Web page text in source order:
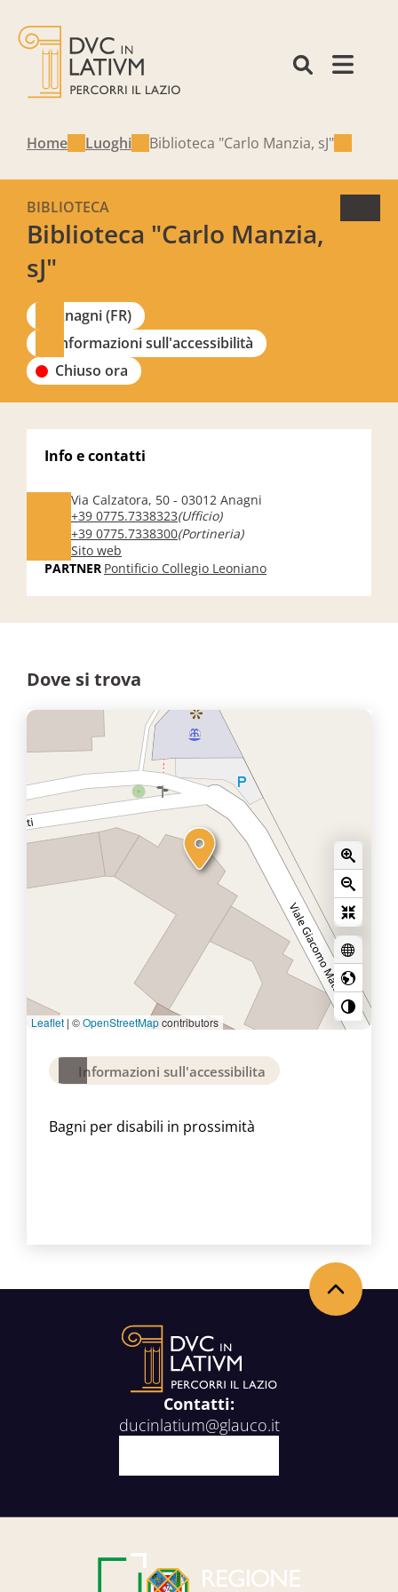
Home Luoghi Biblioteca "Carlo Manzia, sJ"
Biblioteca "Carlo Manzia,
sJ"
BIBLIOTECA
Anagni (FR)
Informazioni sull'accessibilità
Chiuso ora
Info e contatti
Via Calzatora, 50 - 03012 Anagni
Sito web
PARTNER Pontificio Collegio Leoniano
+39 0775.7338323(Ufficio)
+39 0775.7338300(Portineria)
Dove si trova
Leaflet | ©OpenStreetMapcontributors
Informazioni sull'accessibilita
Bagni per disabili in prossimità
Contatti:
ducinlatium@glauco.it
Torna in alto